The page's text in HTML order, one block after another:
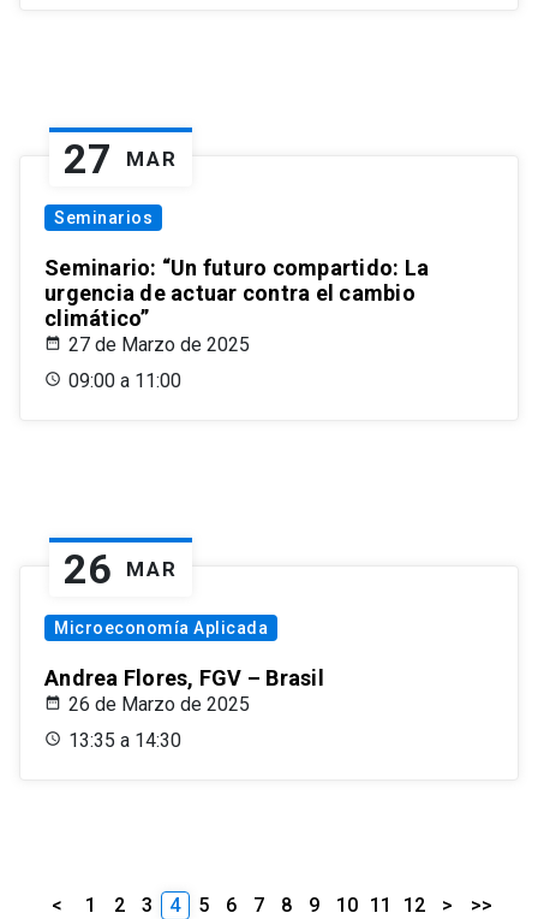
27 MAR
Seminarios
Seminario: “Un futuro compartido: La
urgencia de actuar contra el cambio
climático”
27 de Marzo de 2025
09:00 a 11:00
26 MAR
Microeconomía Aplicada
Andrea Flores, FGV – Brasil
26 de Marzo de 2025
13:35 a 14:30
< 1 2 3 4 5 6 7 8 9 10 11 12 > >>